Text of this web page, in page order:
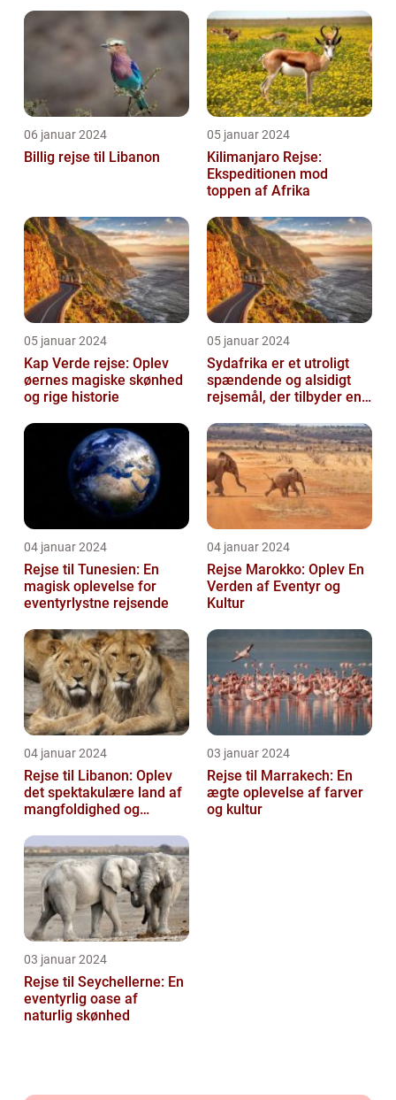
06 januar 2024
Billig rejse til Libanon
05 januar 2024
Kilimanjaro Rejse:
Ekspeditionen mod
toppen af Afrika
05 januar 2024
Kap Verde rejse: Oplev
øernes magiske skønhed
og rige historie
05 januar 2024
Sydafrika er et utroligt
spændende og alsidigt
rejsemål, der tilbyder en
...
04 januar 2024
Rejse til Tunesien: En
magisk oplevelse for
eventyrlystne rejsende
04 januar 2024
Rejse Marokko: Oplev En
Verden af Eventyr og
Kultur
04 januar 2024
Rejse til Libanon: Oplev
det spektakulære land af
mangfoldighed og
03 januar 2024
Rejse til Marrakech: En
ægte oplevelse af farver
og kultur
03 januar 2024
Rejse til Seychellerne: En
eventyrlig oase af
naturlig skønhed